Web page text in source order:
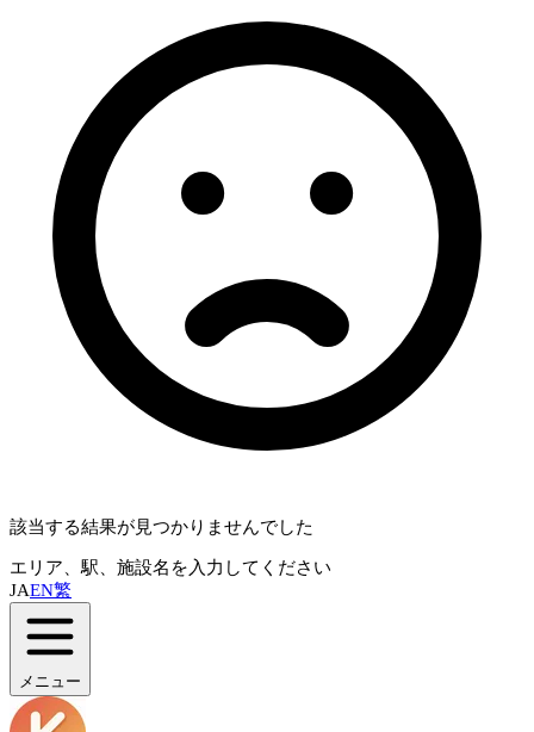
該当する結果が見つかりませんでした
エリア、駅、施設名を入力してください
JAEN繁
メニュー